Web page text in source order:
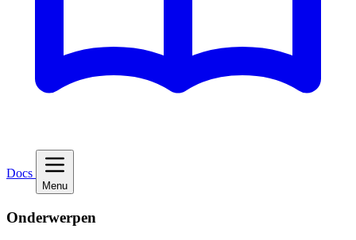
Docs
Menu
Onderwerpen